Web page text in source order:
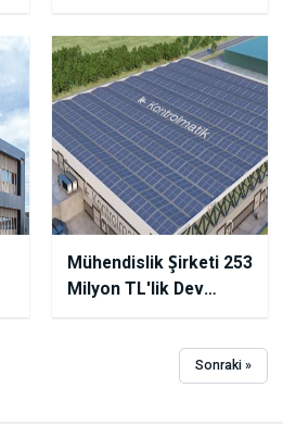
TL'lik Anlaşma!
Mühendislik Şirketi 253
Milyon TL'lik Dev
Anlaşmasını Duyurdu
Sonraki »